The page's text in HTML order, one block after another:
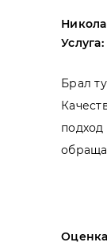
Брал